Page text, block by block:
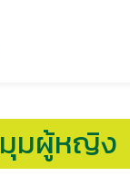
มุมผู้หญิง